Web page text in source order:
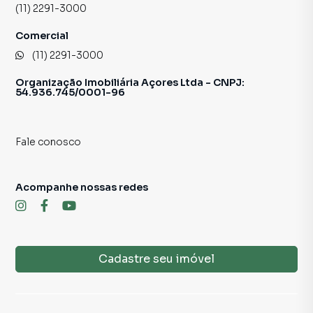
📲 Contato para Ligações ou WhatsApp
Sujeito a alteração sem aviso prévio.
Fotos meramente ilustrativas.
(11) 2291-3000
Comercial
(11) 2291-3000
Organização Imobiliária Açores Ltda - CNPJ:
54.936.745/0001-96
Fale conosco
Cadastre seu imóvel
Acompanhe nossas redes